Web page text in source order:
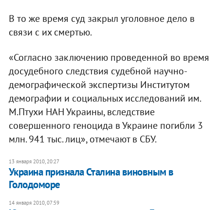
В то же время суд закрыл уголовное дело в
связи с их смертью.
«Согласно заключению проведенной во время
досудебного следствия судебной научно-
демографической экспертизы Институтом
демографии и социальных исследований им.
М.Птухи НАН Украины, вследствие
совершенного геноцида в Украине погибли 3
млн. 941 тыс. лиц», отмечают в СБУ.
13 января 2010, 20:27
Украина признала Сталина виновным в
Голодоморе
14 января 2010, 07:59